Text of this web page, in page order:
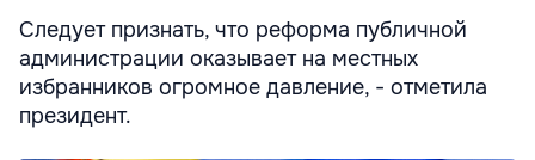
Следует признать, что реформа публичной
администрации оказывает на местных
избранников огромное давление, - отметила
президент.